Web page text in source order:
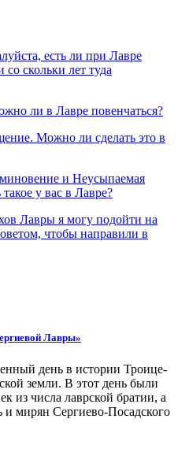
есть ли при Лавре
скольки лет туда
ли в Лавре повенчаться?
Можно ли сделать это в
и Неусыпаемая
у вас в Лавре?
Лавры я могу подойти на
чтобы направили в
Лавры»
день в истории Троице-
земли. В этот день были
из числа лаврской братии, а
и мирян Сергиево-Посадского